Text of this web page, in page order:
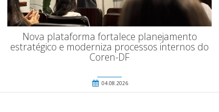
Nova plataforma fortalece planejamento
estratégico e moderniza processos internos do
Coren-DF
04.08.2026